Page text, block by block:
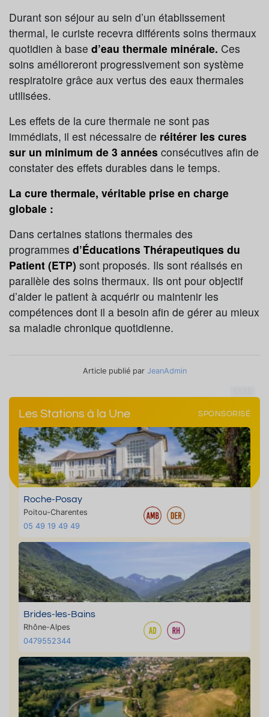
Durant son séjour au sein d’un établissement
thermal, le curiste recevra différents soins thermaux
quotidien à base d’eau thermale minérale. Ces
soins amélioreront progressivement son système
respiratoire grâce aux vertus des eaux thermales
utilisées.
Les effets de la cure thermale ne sont pas
immédiats, il est nécessaire de réitérer les cures
sur un minimum de 3 années consécutives afin de
constater des effets durables dans le temps.
La cure thermale, véritable prise en charge
globale :
Dans certaines stations thermales des
programmes d’Éducations Thérapeutiques du
Patient (ETP) sont proposés. Ils sont réalisés en
parallèle des soins thermaux. Ils ont pour objectif
d’aider le patient à acquérir ou maintenir les
compétences dont il a besoin afin de gérer au mieux
sa maladie chronique quotidienne.
Article publié par JeanAdmin
Les Stations à la Une SPONSORISÉ
Roche-Posay
Poitou-Charentes
05 49 19 49 49
Brides-les-Bains
Rhône-Alpes
0479552344